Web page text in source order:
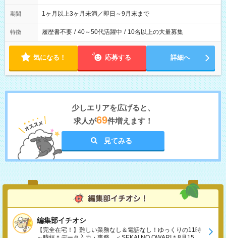
期間 1ヶ月以上3ヶ月未満／即日～9月末まで
特徴 履歴書不要 / 40～50代活躍中 / 10名以上の大量募集
気になる！ 応募する 詳細へ
少しエリアを広げると、
求人が69件増えます！
見てみる
編集部イチオシ
【完全在宅！】難しい業務なし＆電話なし！ゆっくりの11時